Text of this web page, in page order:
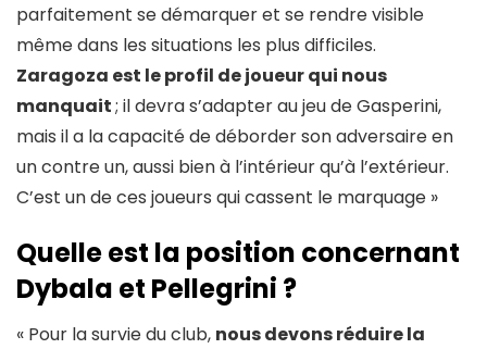
parfaitement se démarquer et se rendre visible
même dans les situations les plus difficiles.
Zaragoza est le profil de joueur qui nous
manquait; il devra s’adapter au jeu de Gasperini,
mais il a la capacité de déborder son adversaire en
un contre un, aussi bien à l’intérieur qu’à l’extérieur.
C’est un de ces joueurs qui cassent le marquage »
Quelle est la position concernant
Dybala et Pellegrini ?
« Pour la survie du club, nous devons réduire la